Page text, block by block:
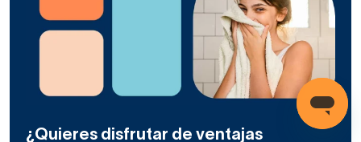
¿Quieres disfrutar de ventajas